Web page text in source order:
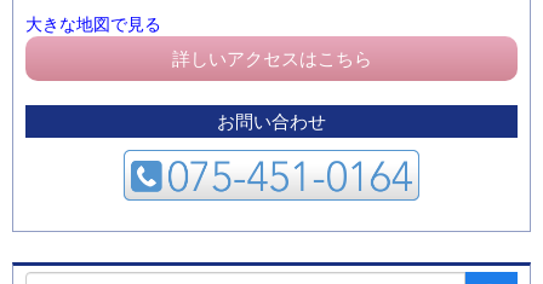
大きな地図で見る
詳しいアクセスはこちら
お問い合わせ